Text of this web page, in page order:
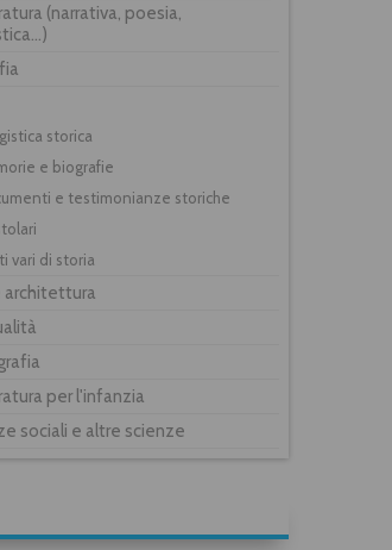
(narrativa, poesia,
storica
e biografie
e testimonianze storiche
vari di storia
architettura
per l'infanzia
sociali e altre scienze